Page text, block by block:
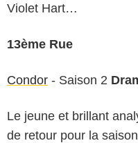
Violet Hart…
13ème Rue
Condor - Saison 2
Le jeune et brillant
de retour pour la